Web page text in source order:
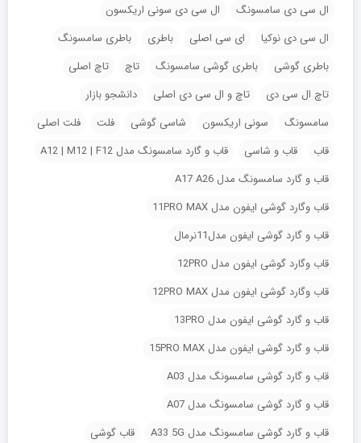
ال سی دی سامسونگ
ال سی دی سونی اریکسون
ال سی دی نوکیا
ای سی اصلی باطری
باطری سامسونگ
باطری گوشی
باطری گوشی سامسونگ تاچ
تاچ اصلی
تاچ ال سی دی
تاچ و ال سی دی اصلی
دانشجو بازار
سامسونگ
سونی اریکسون شاسی گوشی فلت
فلت اصلی
قاب
قاب و شاسی
قاب و گارد سامسونگ مدل A12 | M12 | F12
قاب و گارد سامسونگ مدل A17 A26
قاب وگارد گوشی ایفون مدل 11PRO MAX
قاب و گارد گوشی ایفون مدل11نرمال
قاب وگارد گوشی ایفون مدل 12PRO
قاب وگارد گوشی ایفون مدل 12PRO MAX
قاب و گارد گوشی ایفون مدل 13PRO
قاب و گارد گوشی ایفون مدل 15PRO MAX
قاب و گارد گوشی سامسونگ مدل A03
قاب و گارد گوشی سامسونگ مدل A07
قاب و گارد گوشی سامسونگ مدل A33 5G
قاب گوشی